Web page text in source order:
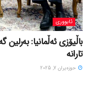
ئابووری
باڵیۆزی ئەڵمانیا:
تارانە
حوزه‌یران 7, 2025